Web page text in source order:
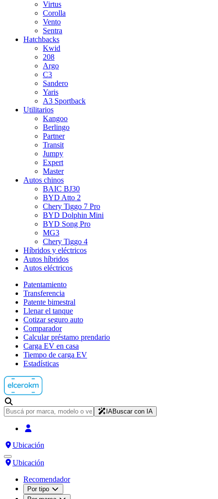
Virtus
Corolla
Vento
Sentra
Hatchbacks
Kwid
208
Argo
C3
Sandero
Yaris
A3 Sportback
Utilitarios
Kangoo
Berlingo
Partner
Transit
Jumpy
Expert
Master
Autos chinos
BAIC BJ30
BYD Atto 2
Chery Tiggo 7 Pro
BYD Dolphin Mini
BYD Song Pro
MG3
Chery Tiggo 4
Híbridos y eléctricos
Autos híbridos
Autos eléctricos
Patentamiento
Transferencia
Patente bimestral
Llenar el tanque
Cotizar seguro auto
Comparador
Calcular préstamo prendario
Carga EV en casa
Tiempo de carga EV
Estadísticas
IABuscar con IA
Ubicación
Ubicación
Recomendador
Por tipo